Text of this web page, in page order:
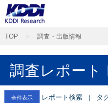
TOP 調査・出版情報
調査レポート
全件表示 レポート検索 | タ